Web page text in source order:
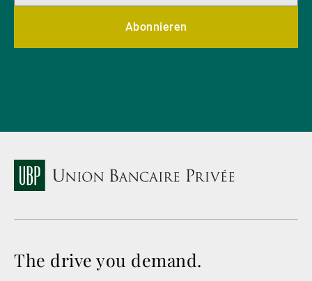
Abonnieren
The drive you demand.